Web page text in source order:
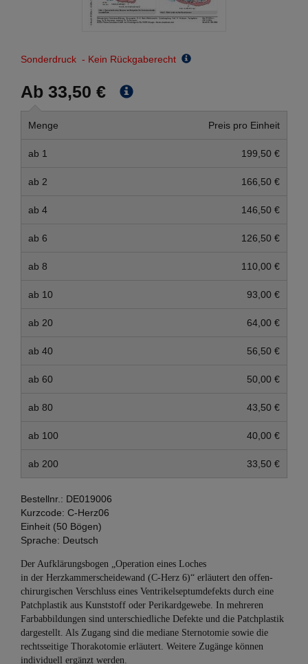
Sonderdruck - Kein Rückgaberecht
Ab 33,50 €
Menge Preis pro Einheit
ab 1 199,50 €
ab 2 166,50 €
ab 4 146,50 €
ab 6 126,50 €
ab 8 110,00 €
ab 10 93,00 €
ab 20 64,00 €
ab 40 56,50 €
ab 60 50,00 €
ab 80 43,50 €
ab 100 40,00 €
ab 200 33,50 €
Bestellnr.: DE019006
Kurzcode: C-Herz06
Einheit (50 Bögen)
Sprache: Deutsch
Der Aufklärungsbogen „Operation eines Loches
in der Herzkammerscheidewand (C-Herz 6)“ erläutert den offen-
chirurgischen Verschluss eines Ventrikelseptumdefekts durch eine
Patchplastik aus Kunststoff oder Perikardgewebe. In mehreren
Farbabbildungen sind unterschiedliche Defekte und die Patchplastik
dargestellt. Als Zugang sind die mediane Sternotomie sowie die
rechtsseitige Thorakotomie erläutert. Weitere Zugänge können
individuell ergänzt werden.